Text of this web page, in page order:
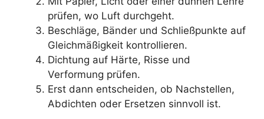
prüfen, wo Luft durchgeht.
Beschläge, Bänder und Schließpunkte auf
Gleichmäßigkeit kontrollieren.
Dichtung auf Härte, Risse und
Verformung prüfen.
Erst dann entscheiden, ob Nachstellen,
Abdichten oder Ersetzen sinnvoll ist.